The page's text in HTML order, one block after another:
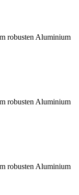
robusten Aluminium
robusten Aluminium
robusten Aluminium